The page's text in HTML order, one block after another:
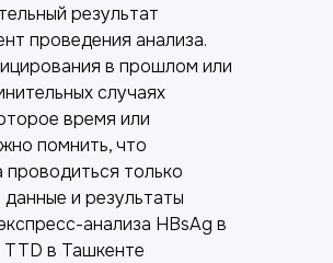
результат
проведения анализа.
в прошлом или
случаях
время или
помнить, что
только
и результаты
анализа HBsAg в
в Ташкенте